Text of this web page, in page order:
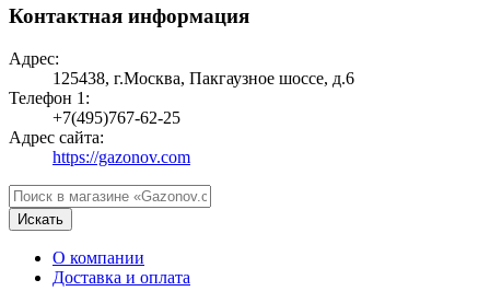
Контактная информация
Адрес:
125438, г.Москва, Пакгаузное шоссе, д.6
Телефон 1:
+7(495)767-62-25
Адрес сайта:
https://gazonov.com
Искать
О компании
Доставка и оплата